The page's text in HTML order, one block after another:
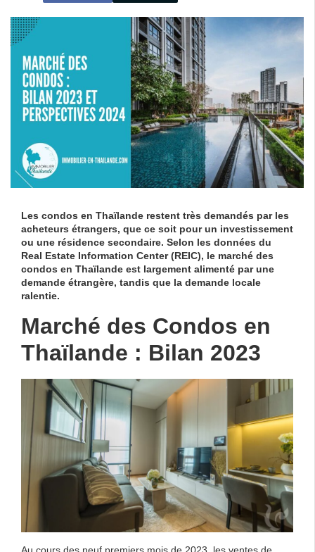
Les condos en Thaïlande restent très demandés par les
acheteurs étrangers, que ce soit pour un investissement
ou une résidence secondaire. Selon les données du
Real Estate Information Center (REIC), le marché des
condos en Thaïlande est largement alimenté par une
demande étrangère, tandis que la demande locale
ralentie.
Marché des Condos en
Thaïlande : Bilan 2023
Au cours des neuf premiers mois de 2023, les ventes de